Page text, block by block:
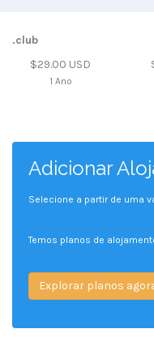
.club
$29.00 USD
1 Ano
Adicionar
Selecione a partir de uma
Temos planos de
Explorar planos